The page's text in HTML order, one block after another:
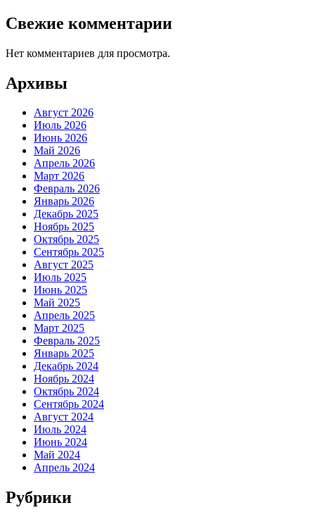
Свежие комментарии
Нет комментариев для просмотра.
Архивы
Август 2026
Июль 2026
Июнь 2026
Май 2026
Апрель 2026
Март 2026
Февраль 2026
Январь 2026
Декабрь 2025
Ноябрь 2025
Октябрь 2025
Сентябрь 2025
Август 2025
Июль 2025
Июнь 2025
Май 2025
Апрель 2025
Март 2025
Февраль 2025
Январь 2025
Декабрь 2024
Ноябрь 2024
Октябрь 2024
Сентябрь 2024
Август 2024
Июль 2024
Июнь 2024
Май 2024
Апрель 2024
Рубрики